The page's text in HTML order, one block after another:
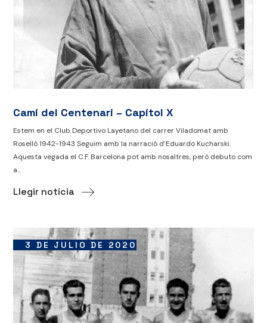
Camí del Centenari – Capítol X
Estem en el Club Deportivo Layetano del carrer Viladomat amb
Roselló 1942-1943 Seguim amb la narració d’Eduardo Kucharski.
Aquesta vegada el C.F. Barcelona pot amb nosaltres, però debuto com
a...
Llegir notícia
3 DE JULIO DE 2020